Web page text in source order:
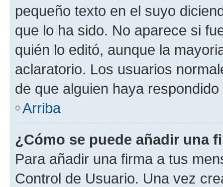
pequeño texto en el suyo
que lo ha sido. No aparece si
quién lo editó, aunque la
aclaratorio. Los usuarios
de que alguien haya
Arriba
¿Cómo se puede añadir una
Para añadir una firma a tus
Control de Usuario. Una vez